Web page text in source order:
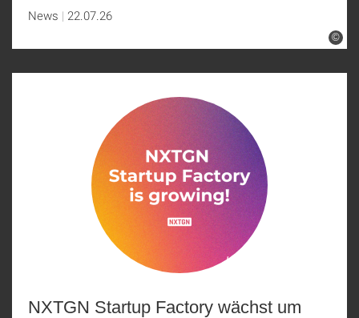
©
News 22.07.26
NXTGN Startup Factory wächst um